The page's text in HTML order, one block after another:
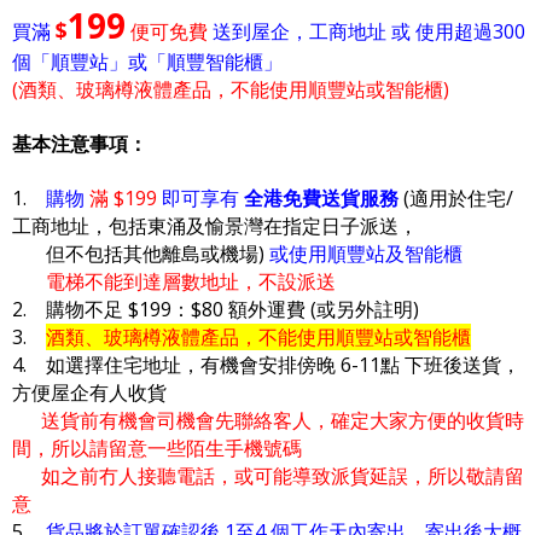
買滿$199 便可免費送到屋企，工商地址 或 使用超過300
個「順豐站」或「順豐智能櫃」
(酒類、玻璃樽液體產品，不能使用順豐站或智能櫃)
基本注意事項：
1. 購物 滿 $199 即可享有全港免費送貨服務(適用於住宅/
工商地址，包括東涌及愉景灣在指定日子派送，
但不包括其他離島或機場) 或使用順豐站及智能櫃
電梯不能到達層數地址，不設派送
2. 購物不足 $199：$80 額外運費 (或另外註明)
3. 酒類、玻璃樽液體產品，不能使用順豐站或智能櫃
4. 如選擇住宅地址，有機會安排傍晚 6-11點 下班後送貨，
方便屋企有人收貨
送貨前有機會司機會先聯絡客人，確定大家方便的收貨時
間，所以請留意一些陌生手機號碼
如之前冇人接聽電話，或可能導致派貨延誤，所以敬請留
意